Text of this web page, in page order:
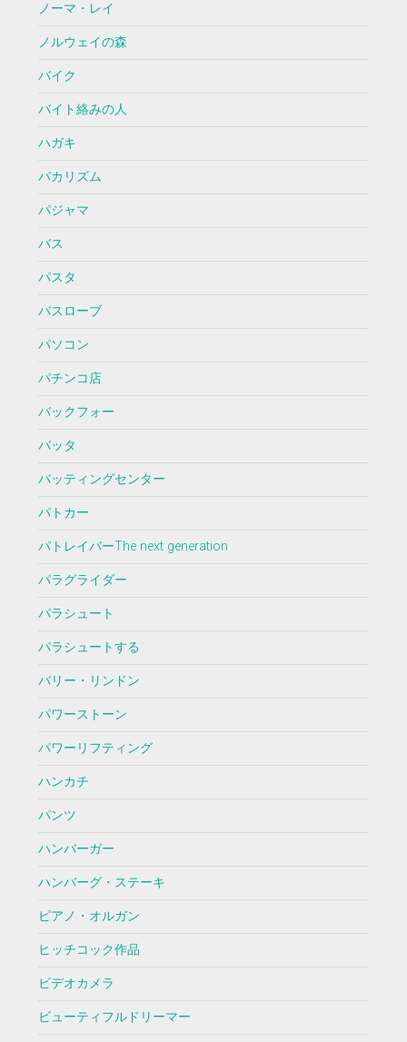
ノーマ・レイ
ノルウェイの森
バイク
バイト絡みの人
ハガキ
バカリズム
パジャマ
バス
パスタ
バスローブ
パソコン
パチンコ店
バックフォー
バッタ
バッティングセンター
パトカー
パトレイバーThe next generation
パラグライダー
パラシュート
パラシュートする
バリー・リンドン
パワーストーン
パワーリフティング
ハンカチ
パンツ
ハンバーガー
ハンバーグ・ステーキ
ピアノ・オルガン
ヒッチコック作品
ビデオカメラ
ビューティフルドリーマー